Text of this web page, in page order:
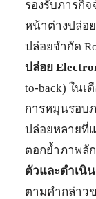
รองรับภารกิ
หน้าต่างปล่อ
ปล่อยจำกัด
ปล่อย
to-back) ในเ
การหมุนรอบ
ปล่อยหลายที่
ตอกย้ำภาพลั
ตัวและดำเนิ
ตามคำกล่าวข